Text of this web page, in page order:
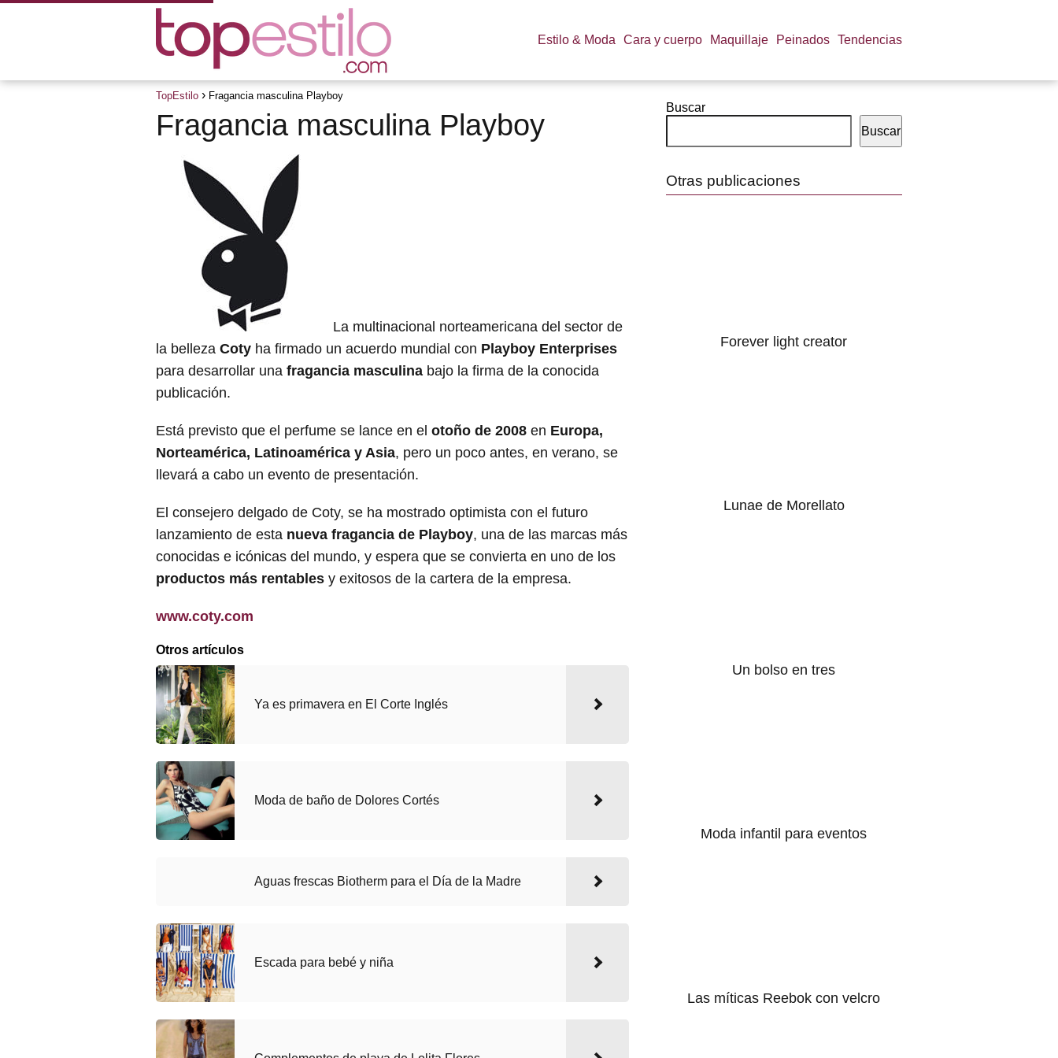
Estilo & Moda Cara y cuerpo Maquillaje Peinados Tendencias
TopEstilo Fragancia masculina Playboy
Fragancia masculina Playboy
La multinacional norteamericana del sector de
la belleza Coty ha firmado un acuerdo mundial con Playboy Enterprises
para desarrollar una fragancia masculina bajo la firma de la conocida
publicación.
Está previsto que el perfume se lance en el otoño de 2008 en Europa,
Norteamérica, Latinoamérica y Asia, pero un poco antes, en verano, se
llevará a cabo un evento de presentación.
El consejero delgado de Coty, se ha mostrado optimista con el futuro
lanzamiento de esta nueva fragancia de Playboy, una de las marcas más
conocidas e icónicas del mundo, y espera que se convierta en uno de los
productos más rentables y exitosos de la cartera de la empresa.
www.coty.com
Otros artículos
Ya es primavera en El Corte Inglés
Moda de baño de Dolores Cortés
Aguas frescas Biotherm para el Día de la Madre
Escada para bebé y niña
Buscar
Buscar
Otras publicaciones
Forever light creator
Lunae de Morellato
Un bolso en tres
Moda infantil para eventos
Las míticas Reebok con velcro